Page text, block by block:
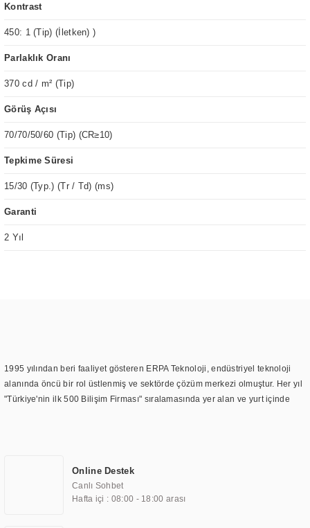
Kontrast
450: 1 (Tip) (İletken) )
Parlaklık Oranı
370 cd / m² (Tip)
Görüş Açısı
70/70/50/60 (Tip) (CR≥10)
Tepkime Süresi
15/30 (Typ.) (Tr / Td) (ms)
Garanti
2 Yıl
1995 yılından beri faaliyet gösteren ERPA Teknoloji, endüstriyel teknoloji
alanında öncü bir rol üstlenmiş ve sektörde çözüm merkezi olmuştur. Her yıl
"Türkiye'nin ilk 500 Bilişim Firması" sıralamasında yer alan ve yurt içinde
TOCHI markası altında kendi ürettiği ürünlerde kullanmıştır. Günümüzde
TOCHI; videowall, digital signage, kiosk, totem, akıllı durak ekranı, araç içi
ekran, asansör ekranı, digital menüboard, marin ekran, medikal ekran,
Online Destek
Canlı Sohbet
Hafta içi : 08:00 - 18:00 arası